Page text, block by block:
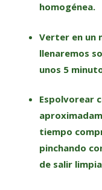
homogénea.
Verter en un
llenaremos
unos 5
Espolvorear
tiempo
pinchando
de salir